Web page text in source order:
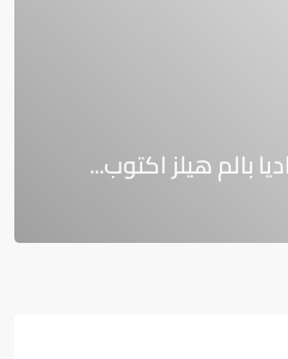
بالم هيلز اكتوب...